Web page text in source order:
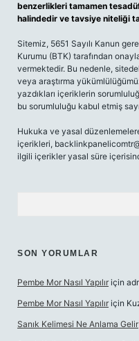
benzerlikleri tamamen
halindedir ve tavsiye niteliği
Sitemiz, 5651 Sayılı Kanun
Kurumu (BTK) tarafından
vermektedir. Bu nedenle,
veya araştırma
yazdıkları içeriklerin
bu sorumluluğu kabul etmiş
Hukuka ve yasal
içerikleri,
ilgili içerikler yasal süre
SON YORUMLAR
Pembe Mor Nasıl Yapılır için
Pembe Mor Nasıl Yapılır için
Sanık Kelimesi Ne Anlama Gelir